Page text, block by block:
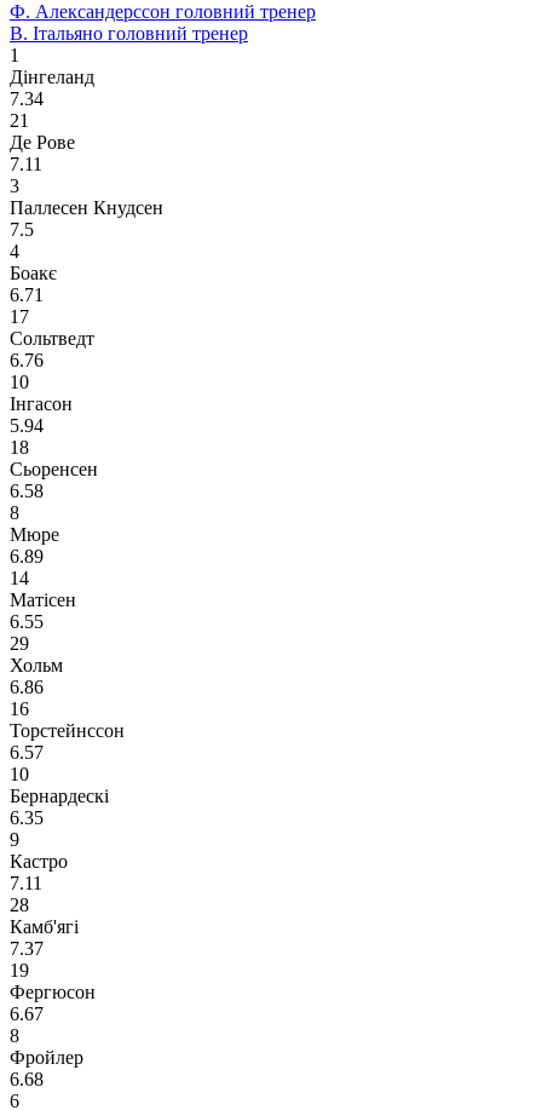
Ф. Александерссон головний тренер
В. Італьяно головний тренер
1
Дінгеланд
7.34
21
Де Рове
7.11
3
Паллесен Кнудсен
7.5
4
Боакє
6.71
17
Сольтведт
6.76
10
Інгасон
5.94
18
Сьоренсен
6.58
8
Мюре
6.89
14
Матісен
6.55
29
Хольм
6.86
16
Торстейнссон
6.57
10
Бернардескі
6.35
9
Кастро
7.11
28
Камб'ягі
7.37
19
Фергюсон
6.67
8
Фройлер
6.68
6